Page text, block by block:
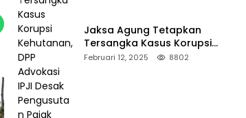
Jaksa Agung Tetapkan
Tersangka Kasus Korupsi
Kehutanan, DPP Advokasi IPJI
Februari 12, 2025 8802